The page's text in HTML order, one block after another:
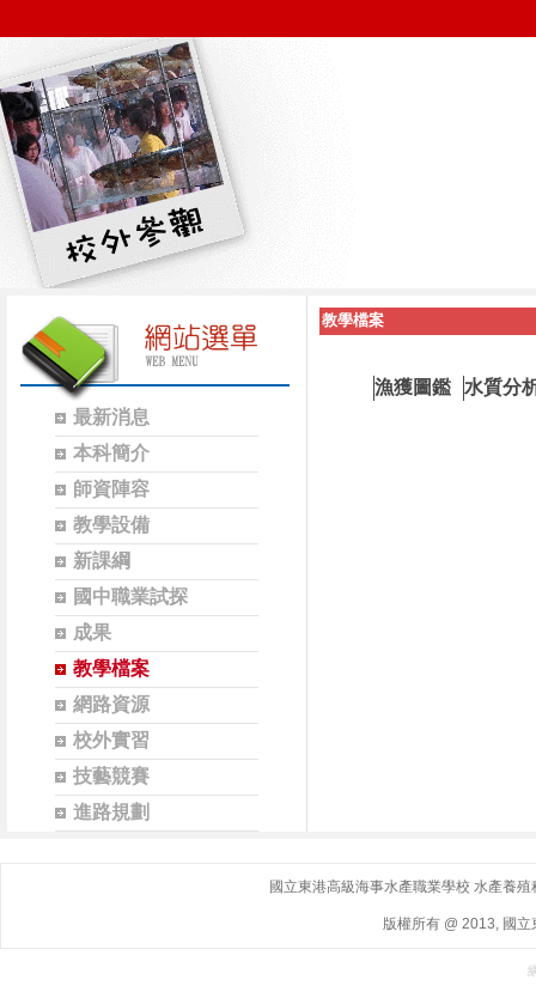
最新消息
本科簡介
師資陣容
教學設備
新課綱
國中職業試探
成果
教學檔案
網路資源
校外實習
技藝競賽
進路規劃
教學檔案
漁獲圖鑑 水質分
國立東港高級海事水產職業學校 水產養
版權所有 @ 2013, 國